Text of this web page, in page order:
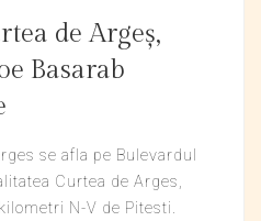
de Argeș,
Basarab
se afla pe Bulevardul
Curtea de Arges,
N-V de Pitesti.